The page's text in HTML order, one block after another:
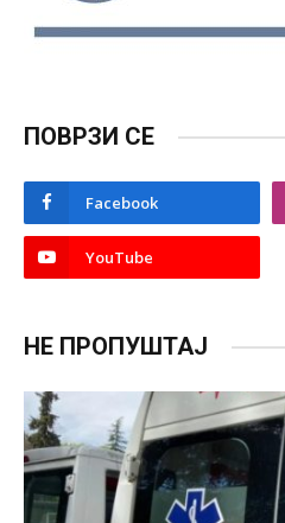
ПОВРЗИ СЕ
Facebook
YouTube
НЕ ПРОПУШТАЈ